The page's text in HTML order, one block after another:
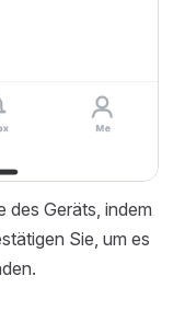
des Geräts, indem
Sie, um es